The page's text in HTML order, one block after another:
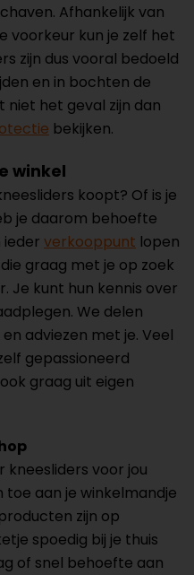
Afhankelijk van
voorkeur kun je zelf het
zijn dus vooral bedoeld
en in bochten de
niet het geval zijn dan
bekijken.
winkel
koopt? Of is je
je daarom behoefte
ieder verkooppunt lopen
graag met je op zoek
Je kunt hun kennis over
We delen
adviezen met je. Veel
gepassioneerd
graag uit eigen
voor jou
toe aan je winkelmandje
zijn op
spoedig bij je thuis
of snel behoefte aan